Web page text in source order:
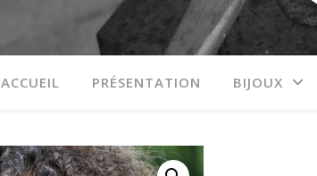
ACCUEIL PRÉSENTATION BIJOUX